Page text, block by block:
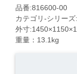
品番:816600-00
カテゴリ-シリー
外寸
重量：13.1kg